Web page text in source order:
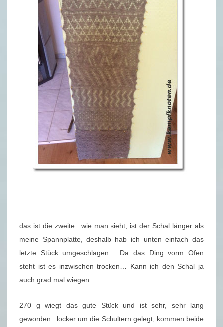
das ist die zweite.. wie man sieht, ist der Schal länger als
meine Spannplatte, deshalb hab ich unten einfach das
letzte Stück umgeschlagen… Da das Ding vorm Ofen
steht ist es inzwischen trocken… Kann ich den Schal ja
auch grad mal wiegen…
270 g wiegt das gute Stück und ist sehr, sehr lang
geworden.. locker um die Schultern gelegt, kommen beide